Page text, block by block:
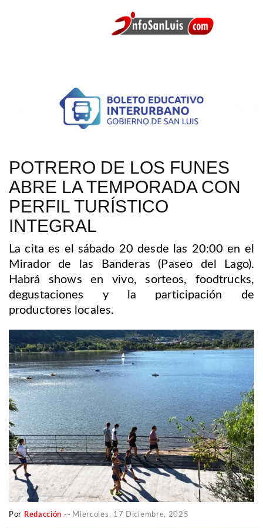
POTRERO DE LOS FUNES
ABRE LA TEMPORADA CON
PERFIL TURÍSTICO
INTEGRAL
La cita es el sábado 20 desde las 20:00 en el
Mirador de las Banderas (Paseo del Lago).
Habrá shows en vivo, sorteos, foodtrucks,
degustaciones y la participación de
productores locales.
Por Redacción -- Miercoles, 17 Diciembre, 2025